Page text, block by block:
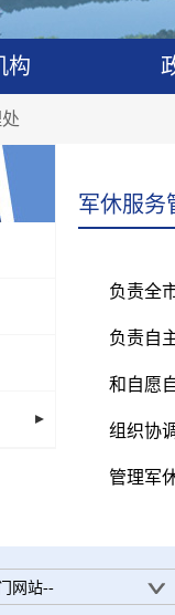
构
军休服务
负责全
负责自
和自愿
组织协
管理军
网站--